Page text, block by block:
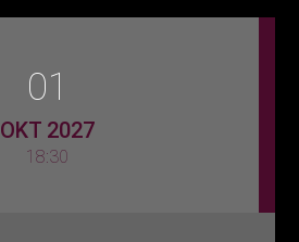
01
OKT 2027
18:30